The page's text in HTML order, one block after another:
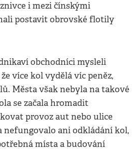
i mezi čínskými
postavit obrovské flotily
obchodníci mysleli
více kol vydělá víc peněz,
Města však nebyla na takové
se začala hromadit
provoz aut nebo ulice
nefungovalo ani odkládání kol,
místa a budování